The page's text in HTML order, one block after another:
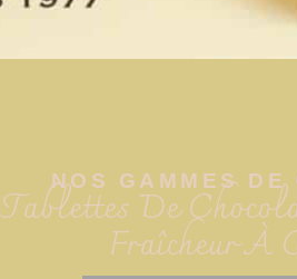
NOS GAMMES DE
Tablettes De
Fraîcheur À